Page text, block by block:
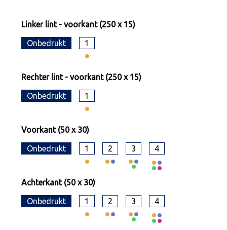
Linker lint - voorkant (250 x 15)
Onbedrukt 1
Rechter lint - voorkant (250 x 15)
Onbedrukt 1
Voorkant (50 x 30)
Onbedrukt 1 2 3 4
Achterkant (50 x 30)
Onbedrukt 1 2 3 4